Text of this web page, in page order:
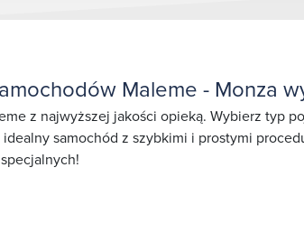
Maleme - Monza
z najwyższej jakości opieką. Wybierz typ
samochód z szybkimi i prostymi